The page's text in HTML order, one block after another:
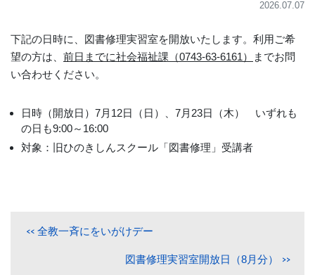
2026.07.07
下記の日時に、図書修理実習室を開放いたします。利用ご希
望の方は、 前日までに社会福祉課（0743-63-6161）
までお問
い合わせください。
日時（開放日）7月12日（日）、7月23日（木） いずれも
の日も9:00～16:00
対象：旧ひのきしんスクール「図書修理」受講者
全教一斉にをいがけデー
図書修理実習室開放日（8月分）